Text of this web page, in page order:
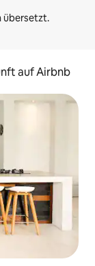
auf Airbnb